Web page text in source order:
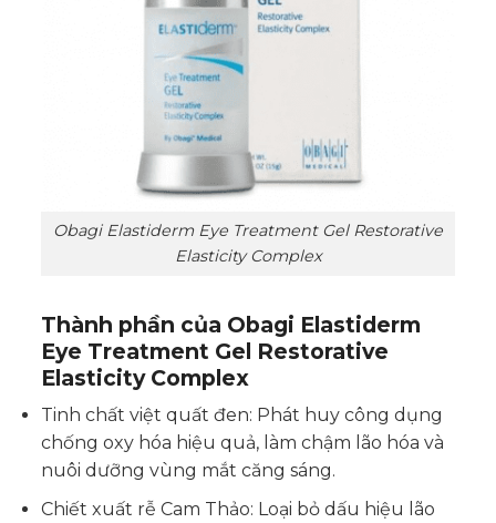
Obagi Elastiderm Eye Treatment Gel Restorative
Elasticity Complex
Thành phần của Obagi Elastiderm
Eye Treatment Gel Restorative
Elasticity Complex
Tinh chất việt quất đen: Phát huy công dụng
chống oxy hóa hiệu quả, làm chậm lão hóa và
nuôi dưỡng vùng mắt căng sáng.
Chiết xuất rễ Cam Thảo: Loại bỏ dấu hiệu lão